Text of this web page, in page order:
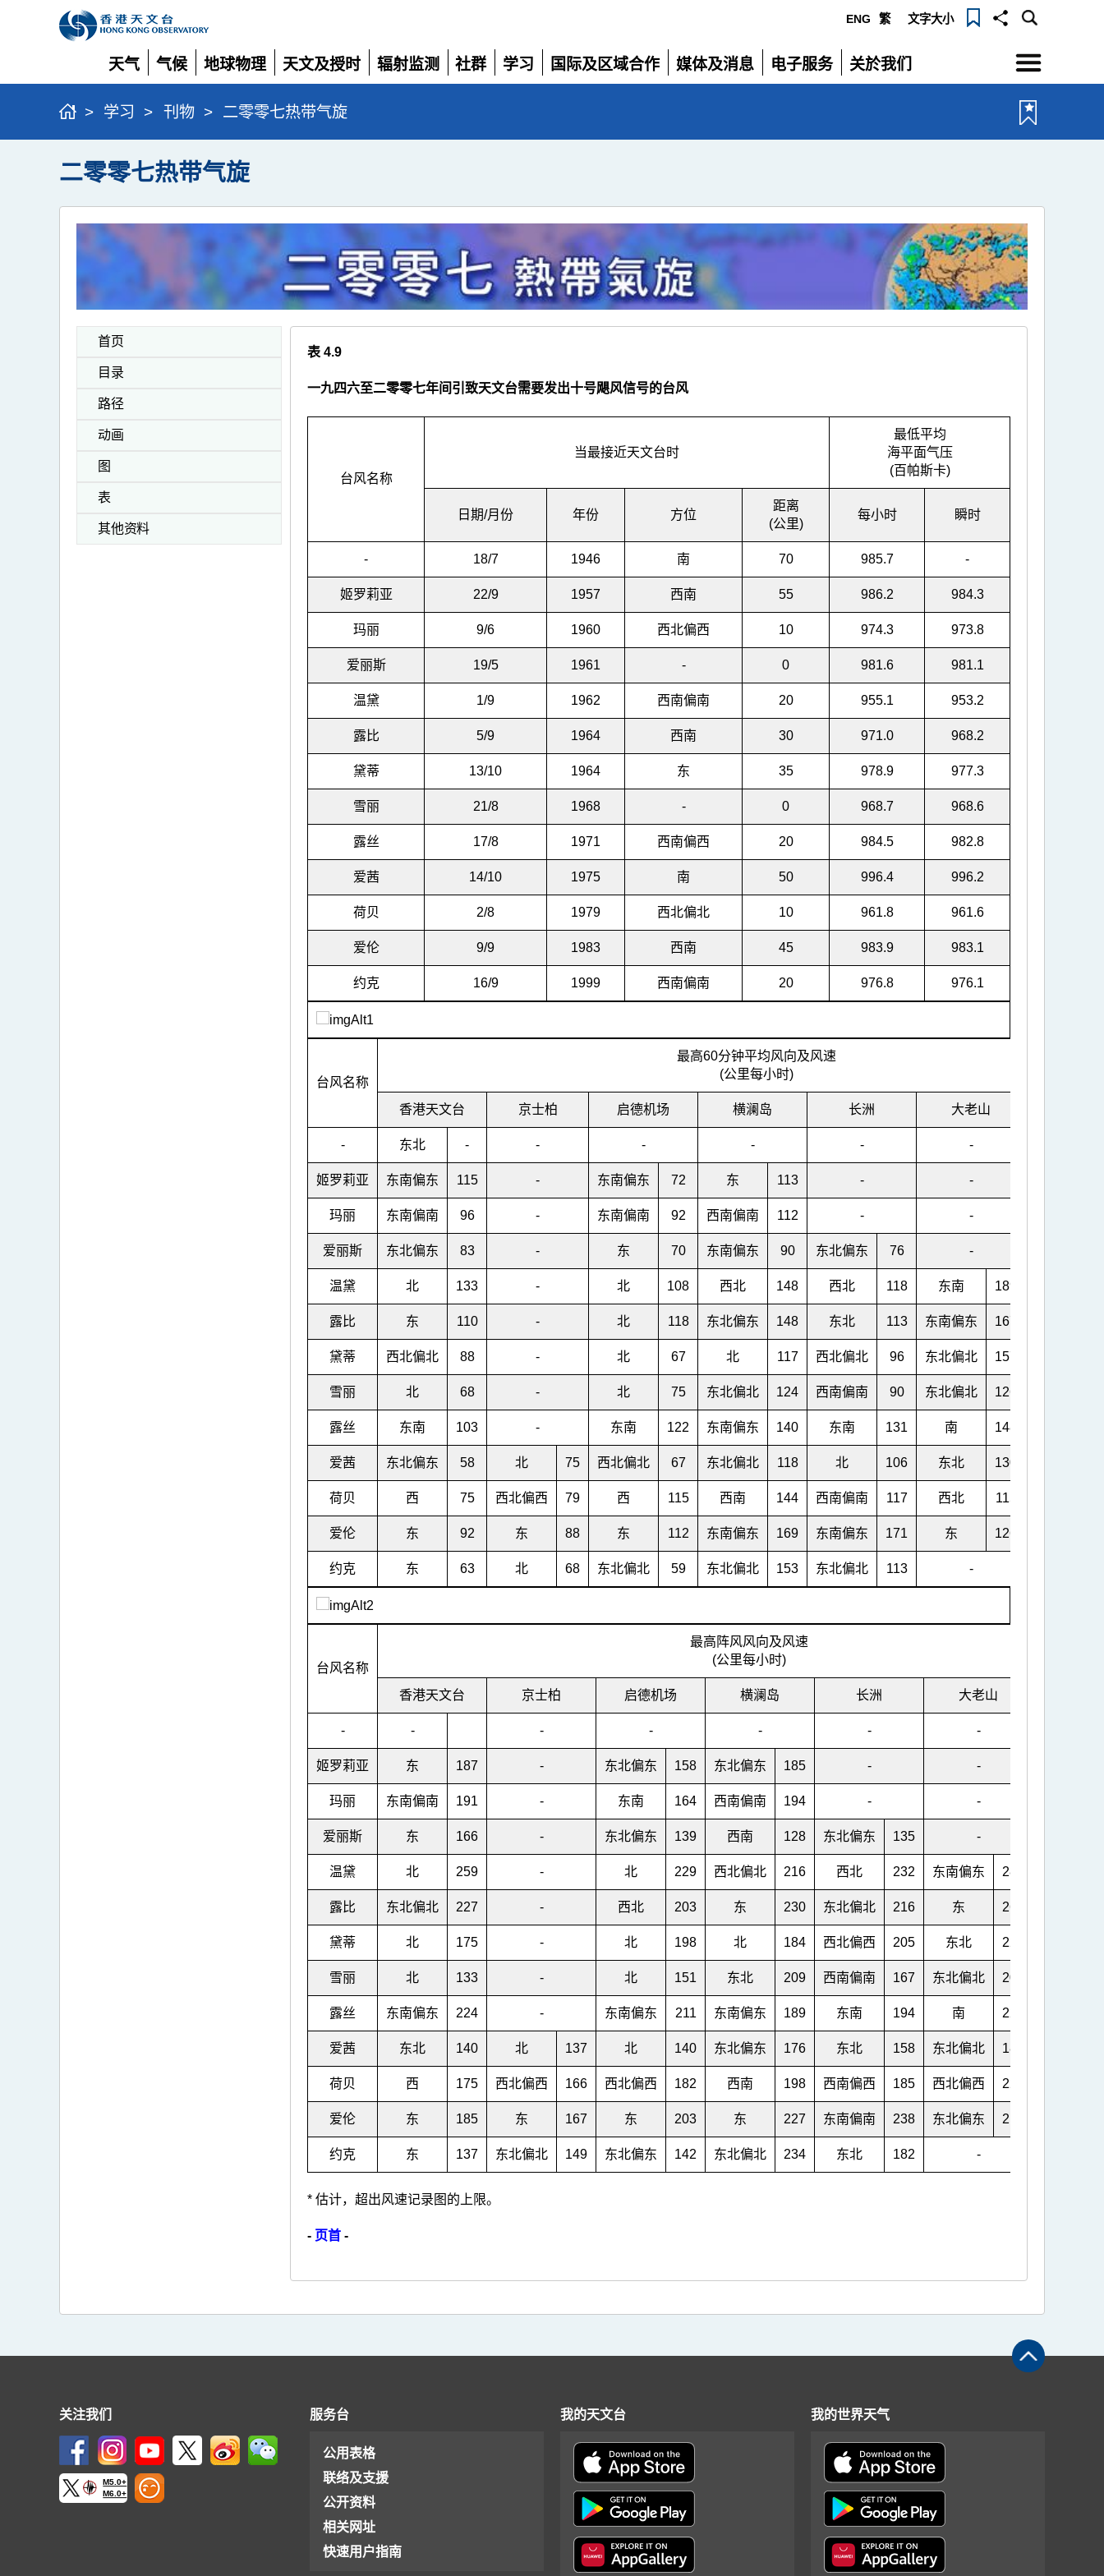
ENG 繁 文字大小
天气
展
开
气候
展
开
地球物理
展
开
天文及授时
展
开
辐射监测
展
社群
展
学习
展
国际及区域合作
展
媒体及消息
展
电子服务
展
关於我们
展
选
单
> 学习 > 刊物 > 二零零七热带气旋
二零零七热带气旋
首页
目录
路径
动画
图
表
其他资料
表 4.9
一九四六至二零零七年间引致天文台需要发出十号飓风信号的台风
台风名称
当最接近天文台时
最低平均
海平面气压
(百帕斯卡)
日期/月份 年份 方位
距离
(公里)
每小时 瞬时
- 18/7 1946 南 70 985.7 -
姬罗莉亚 22/9 1957 西南 55 986.2 984.3
玛丽 9/6 1960 西北偏西 10 974.3 973.8
爱丽斯 19/5 1961 - 0 981.6 981.1
温黛 1/9 1962 西南偏南 20 955.1 953.2
露比 5/9 1964 西南 30 971.0 968.2
黛蒂 13/10 1964 东 35 978.9 977.3
雪丽 21/8 1968 - 0 968.7 968.6
露丝 17/8 1971 西南偏西 20 984.5 982.8
爱茜 14/10 1975 南 50 996.4 996.2
荷贝 2/8 1979 西北偏北 10 961.8 961.6
爱伦 9/9 1983 西南 45 983.9 983.1
约克 16/9 1999 西南偏南 20 976.8 976.1
台风名称
最高60分钟平均风向及风速
(公里每小时)
香港天文台 京士柏 启德机场 横澜岛 长洲 大老山
- 东北 - - - - - -
姬罗莉亚 东南偏东 115 - 东南偏东 72 东 113 - -
玛丽 东南偏南 96 - 东南偏南 92 西南偏南 112 - -
爱丽斯 东北偏东 83 - 东 70 东南偏东 90 东北偏东 76 -
温黛 北 133 - 北 108 西北 148 西北 118 东南 189
露比 东 110 - 北 118 东北偏东 148 东北 113 东南偏东 167
黛蒂 西北偏北 88 - 北 67 北 117 西北偏北 96 东北偏北 157
雪丽 北 68 - 北 75 东北偏北 124 西南偏南 90 东北偏北 126
露丝 东南 103 - 东南 122 东南偏东 140 东南 131 南 148
爱茜 东北偏东 58 北 75 西北偏北 67 东北偏北 118 北 106 东北 130
荷贝 西 75 西北偏西 79 西 115 西南 144 西南偏南 117 西北 115
爱伦 东 92 东 88 东 112 东南偏东 169 东南偏东 171 东 126
约克 东 63 北 68 东北偏北 59 东北偏北 153 东北偏北 113 -
台风名称
最高阵风风向及风速
(公里每小时)
香港天文台 京士柏 启德机场 横澜岛 长洲 大老山
- - - - - - -
姬罗莉亚 东 187 - 东北偏东 158 东北偏东 185 - -
玛丽 东南偏南 191 - 东南 164 西南偏南 194 - -
爱丽斯 东 166 - 东北偏东 139 西南 128 东北偏东 135 -
温黛 北 259 - 北 229 西北偏北 216 西北 232 东南偏东 284
露比 东北偏北 227 - 西北 203 东 230 东北偏北 216 东 268
黛蒂 北 175 - 北 198 北 184 西北偏西 205 东北 220
雪丽 北 133 - 北 151 东北 209 西南偏南 167 东北偏北 203
露丝 东南偏东 224 - 东南偏东 211 东南偏东 189 东南 194 南 221
爱茜 东北 140 北 137 北 140 东北偏东 176 东北 158 东北偏北 180
荷贝 西 175 西北偏西 166 西北偏西 182 西南 198 西南偏西 185 西北偏西 229
爱伦 东 185 东 167 东 203 东 227 东南偏南 238 东北偏东 218
约克 东 137 东北偏北 149 东北偏东 142 东北偏北 234 东北 182 -
* 估计，超出风速记录图的上限。
- 页首 -
关注我们
M5.0+
M6.0+
服务台
公用表格
联络及支援
公开资料
相关网址
快速用户指南
我的天文台 我的世界天气